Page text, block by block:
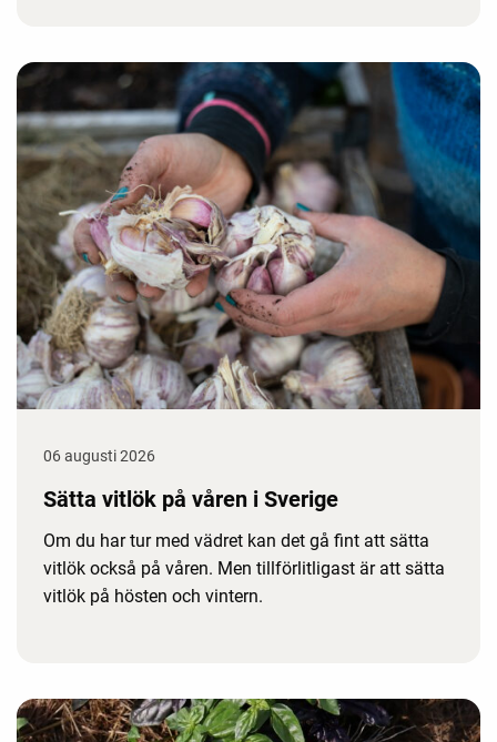
06 augusti 2026
Sätta vitlök på våren i Sverige
Om du har tur med vädret kan det gå fint att sätta
vitlök också på våren. Men tillförlitligast är att sätta
vitlök på hösten och vintern.